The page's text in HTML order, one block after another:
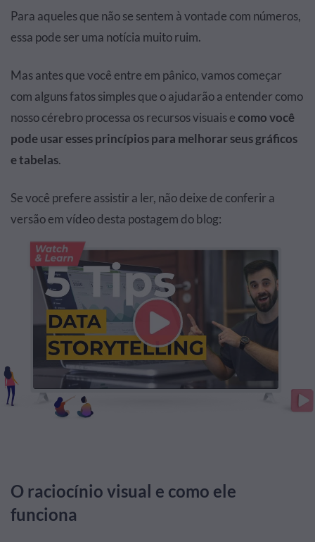
Para aqueles que não se sentem à vontade com números,
essa pode ser uma notícia muito ruim.
Mas antes que você entre em pânico, vamos começar
com alguns fatos simples que o ajudarão a entender como
nosso cérebro processa os recursos visuais ecomo você
pode usar esses princípios para melhorar seus gráficos
e tabelas.
Se você prefere assistir a ler, não deixe de conferir a
versão em vídeo desta postagem do blog:
O raciocínio visual e como ele
funciona